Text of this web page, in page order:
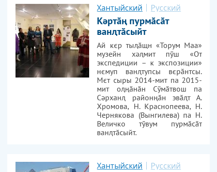
Хантыйский Русский
Кәртӑң пурмӑсӑт
ванԯтӑсыйт
Ай кєр тыԯӑщн «Торум Маа»
музейн хәԯмит пўш «От
экспедиции – к экспозиции»
нємуп ванԯтупсы вєрӑнтсы.
Мєт сыры 2014-мит па 2015-
мит оԯңӑнӑн Сўмӑтвош па
Сәрханԯ районңӑн эвӑԯт А.
Хромова, Н. Краснопеева, Н.
Чернякова (Вынгилева) па Н.
Величко тўвум пурмӑсӑт
ванԯтӑсыйт.
Хантыйский Русский